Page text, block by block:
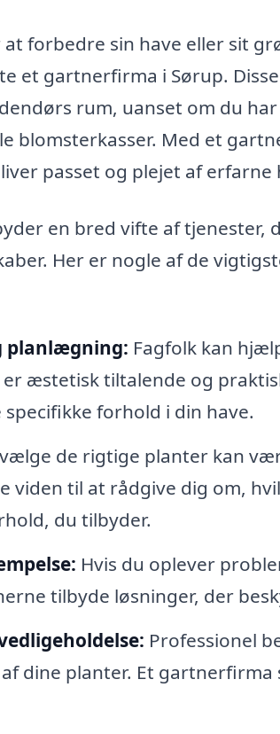
forbedre sin have eller sit
et gartnerfirma i Sørup.
rum, uanset om du
blomsterkasser. Med et
passet og plejet af erfarne
en bred vifte af tjenester,
Her er nogle af de
planlægning: Fagfolk kan
æstetisk tiltalende og
specifikke forhold i din have.
de rigtige planter kan
viden til at rådgive dig om,
du tilbyder.
Hvis du oplever
tilbyde løsninger, der
Professionel
dine planter. Et